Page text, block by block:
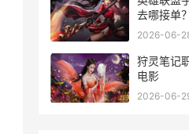
去哪接单？
2026-06-
狩灵笔记
电影
2026-06-